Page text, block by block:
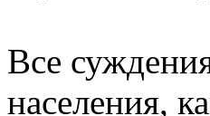
Все
населения,